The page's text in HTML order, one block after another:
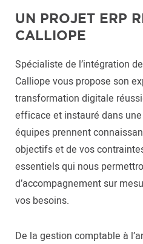
UN PROJET ERP
CALLIOPE
Spécialiste de l’intégration
Calliope vous propose son
transformation digitale
efficace et instauré dans
équipes prennent
objectifs et de vos
essentiels qui nous
d’accompagnement sur
vos besoins.
De la gestion comptable à